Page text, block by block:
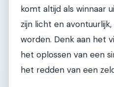
komt altijd als winnaar
zijn licht en
worden. Denk aan het
het oplossen van een
het redden van een